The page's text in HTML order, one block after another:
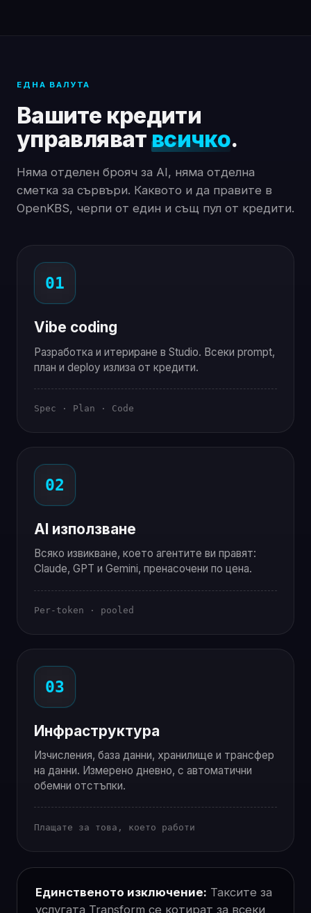
ЕДНА ВАЛУТА
Вашите кредити
управляватвсичко.
Няма отделен брояч за AI, няма отделна
сметка за сървъри. Каквото и да правите в
OpenKBS, черпи от един и същ пул от кредити.
01
Vibe coding
Разработка и итериране в Studio. Всеки prompt,
план и deploy излиза от кредити.
Spec · Plan · Code
02
AI използване
Всяко извикване, което агентите ви правят:
Claude, GPT и Gemini, пренасочени по цена.
Per-token · pooled
03
Инфраструктура
Изчисления, база данни, хранилище и трансфер
на данни. Измерено дневно, с автоматични
обемни отстъпки.
Плащате за това, което работи
Единственото изключение: Таксите за
услугата Transform се котират за всеки